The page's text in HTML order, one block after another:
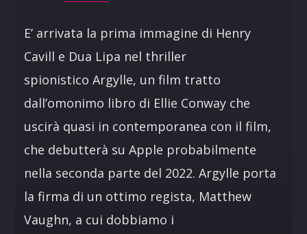
E’ arrivata la prima immagine di Henry
Cavill e Dua Lipa nel thriller
spionistico Argylle, un film tratto
dall’omonimo libro di Ellie Conway che
uscirà quasi in contemporanea con il film,
che debutterà su Apple probabilmente
nella seconda parte del 2022. Argylle porta
la firma di un ottimo regista, Matthew
Vaughn, a cui dobbiamo i